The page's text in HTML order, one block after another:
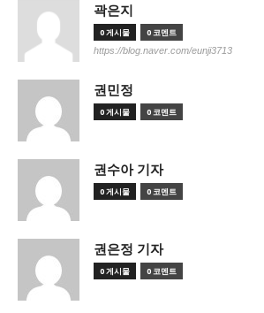
곽은지
0 게시물 0 코멘트
https://blog.naver.com/eunji3713
권민정
0 게시물 0 코멘트
권수아 기자
0 게시물 0 코멘트
권은정 기자
0 게시물 0 코멘트